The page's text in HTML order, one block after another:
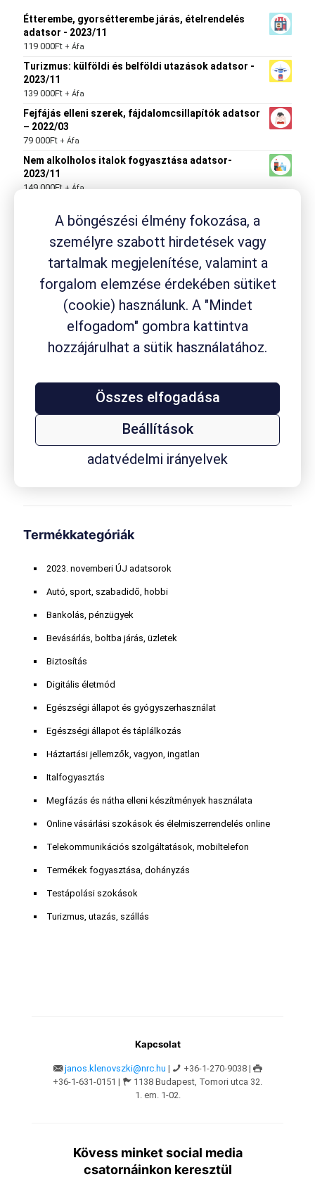
A böngészési élmény fokozása, a
személyre szabott hirdetések vagy
tartalmak megjelenítése, valamint a
forgalom elemzése érdekében sütiket
(cookie) használunk. A "Mindet
elfogadom" gombra kattintva
hozzájárulhat a sütik használatához.
Összes elfogadása
Beállítások
adatvédelmi irányelvek
Étterembe, gyorsétterembe járás, ételrendelés
adatsor - 2023/11
119 000Ft + Áfa
Turizmus: külföldi és belföldi utazások adatsor -
2023/11
139 000Ft + Áfa
Fejfájás elleni szerek, fájdalomcsillapítók adatsor
– 2022/03
79 000Ft + Áfa
Nem alkolholos italok fogyasztása adatsor-
2023/11
149 000Ft + Áfa
2022/03
Termék címkék
Ambrobene Aspirin Canesten drogéria fejfájás
fogyási módszer fájdalomcsillapító
gyógyszergyógyszerfogyasztás
gyógyszertár
gyógyszervásárlás gyógytermék
homeopátiás szer influenza internethasználat Kalmopyrin
köhögés körömgomba
Mucofree Mucopront Müller nátha online játék orrdugulás Paxirasol Rhinathiol
Smecta TESCO vitaminvásárlás vény nélkül
Termékkategóriák
2023. novemberi ÚJ adatsorok
Autó, sport, szabadidő, hobbi
Bankolás, pénzügyek
Bevásárlás, boltba járás, üzletek
Biztosítás
Digitális életmód
Egészségi állapot és gyógyszerhasználat
Egészségi állapot és táplálkozás
Háztartási jellemzők, vagyon, ingatlan
Italfogyasztás
Megfázás és nátha elleni készítmények használata
Online vásárlási szokások és élelmiszerrendelés online
Telekommunikációs szolgáltatások, mobiltelefon
Termékek fogyasztása, dohányzás
Testápolási szokások
Turizmus, utazás, szállás
Kapcsolat
janos.klenovszki@nrc.hu |
+36-1-270-9038 |
+36-1-631-0151 |
1138 Budapest, Tomori utca 32.
1. em. 1-02.
Kövess minket social media
csatornáinkon keresztül